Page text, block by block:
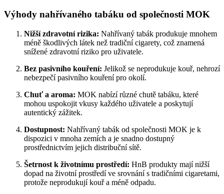
Výhody nahřívaného tabáku od společnosti MOK
Nižší zdravotní rizika: Nahřívaný tabák produkuje mnohem
méně škodlivých látek než tradiční cigarety, což znamená
snížené zdravotní riziko pro uživatele.
Bez pasivního kouření: Jelikož se neprodukuje kouř, nehrozí
nebezpečí pasivního kouření pro okolí.
Chuť a aroma: MOK nabízí různé chutě tabáku, které
mohou uspokojit vkusy každého uživatele a poskytují
autentický zážitek.
Dostupnost: Nahřívaný tabák od společnosti MOK je k
dispozici v mnoha zemích a je snadno dostupný
prostřednictvím jejich distribuční sítě.
Šetrnost k životnímu prostředí: HnB produkty mají nižší
dopad na životní prostředí ve srovnání s tradičními cigaretami,
protože neprodukují kouř a méně odpadu.